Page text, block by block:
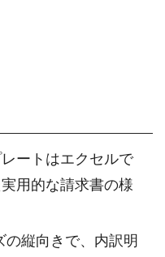
ートはエクセルで
用的な請求書の様
の縦向きで、内訳明